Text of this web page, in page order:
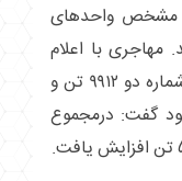
مشخص واحد‌های
مهاجری با اعلام
اینکه اول فروردین ۱۴۰۳ میزان تولید در واحد احیای مستقیم شماره دو ۹۹۱۲ تن و
احیای مستقیم شماره یک ۱۷۵۹۰ تن بود گفت: درمجموع